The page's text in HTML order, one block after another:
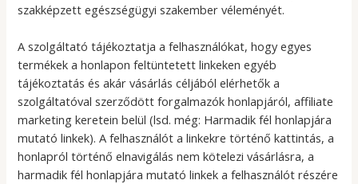
szakképzett egészségügyi szakember véleményét.
A szolgáltató tájékoztatja a felhasználókat, hogy egyes
termékek a honlapon feltüntetett linkeken egyéb
tájékoztatás és akár vásárlás céljából elérhetők a
szolgáltatóval szerződött forgalmazók honlapjáról, affiliate
marketing keretein belül (lsd. még: Harmadik fél honlapjára
mutató linkek). A felhasználót a linkekre történő kattintás, a
honlapról történő elnavigálás nem kötelezi vásárlásra, a
harmadik fél honlapjára mutató linkek a felhasználót részére